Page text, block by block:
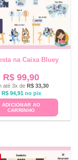
na Caixa Bluey
R$ 99,90
até 3x de R$ 33,30
R$94,91 no pix
ADICIONAR AO
CARRINHO